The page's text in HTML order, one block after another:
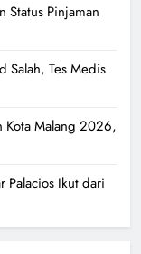
Status Pinjaman
Salah, Tes Medis
Kota Malang 2026,
Palacios Ikut dari